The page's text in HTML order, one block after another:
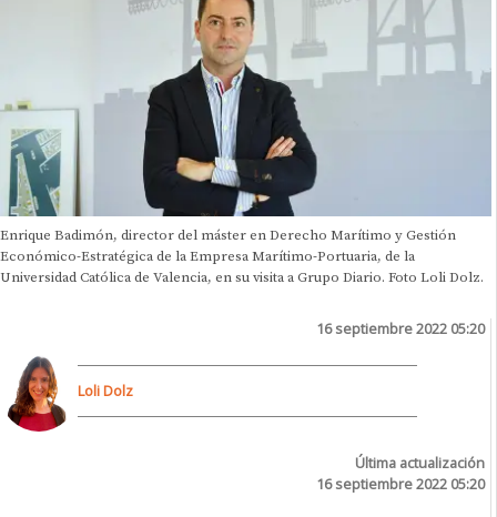
Enrique Badimón, director del máster en Derecho Marítimo y Gestión
Económico-Estratégica de la Empresa Marítimo-Portuaria, de la
Universidad Católica de Valencia, en su visita a Grupo Diario. Foto Loli Dolz.
16 septiembre 2022 05:20
Loli Dolz
Última actualización
16 septiembre 2022 05:20